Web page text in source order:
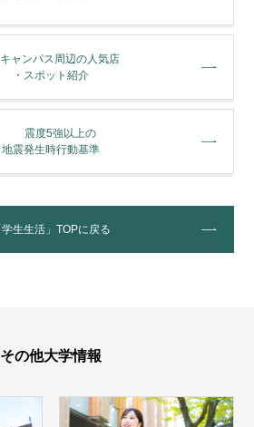
キャンパス周辺の人気店
・スポット紹介
震度5強以上の
地震発生時行動基準
学生生活」TOPに戻る
その他大学情報